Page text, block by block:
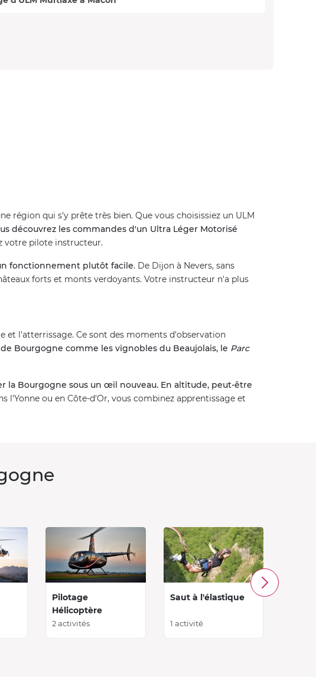
région qui s'y prête très bien. Que vous choisissiez un ULM
découvrez les commandes d'un Ultra Léger Motorisé
votre pilote instructeur.
fonctionnement plutôt facile. De Dijon à Nevers, sans
forts et monts verdoyants. Votre instructeur n'a plus
et l'atterrissage. Ce sont des moments d'observation
Bourgogne comme les vignobles du Beaujolais, le Parc
la Bourgogne sous un œil nouveau. En altitude, peut-être
l'Yonne ou en Côte-d'Or, vous combinez apprentissage et
Pilotage
Hélicoptère
2 activités
Saut à l'élastique
1 activité